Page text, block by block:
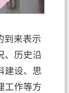
到来表示
、历史沿
建设、思
工作等方